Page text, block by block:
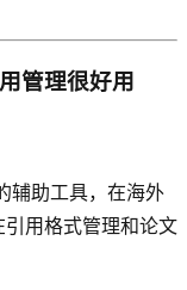
管理很好用
辅助工具，在海外
用格式管理和论文